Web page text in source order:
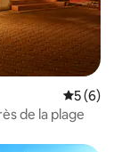
5 (6)
de la plage